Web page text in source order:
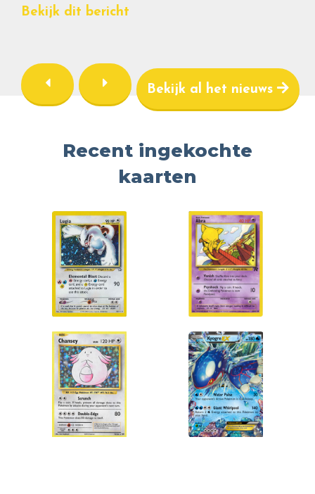
Bekijk dit bericht
Bekijk al het nieuws
Recent ingekochte
kaarten